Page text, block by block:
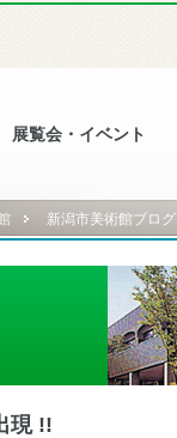
展覧会・イベント
新潟市美術館ブログ
現 !!